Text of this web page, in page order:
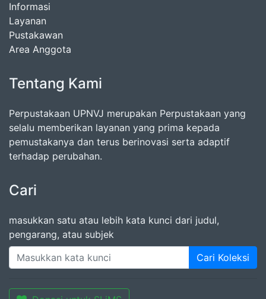
Informasi
Layanan
Pustakawan
Area Anggota
Tentang Kami
Perpustakaan UPNVJ merupakan Perpustakaan yang
selalu memberikan layanan yang prima kepada
pemustakanya dan terus berinovasi serta adaptif
terhadap perubahan.
Cari
masukkan satu atau lebih kata kunci dari judul,
pengarang, atau subjek
Cari Koleksi